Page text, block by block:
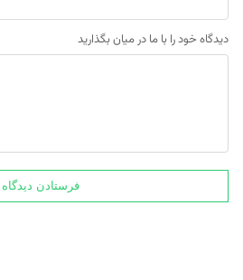
دیدگاه خود را با ما در میان بگذارید